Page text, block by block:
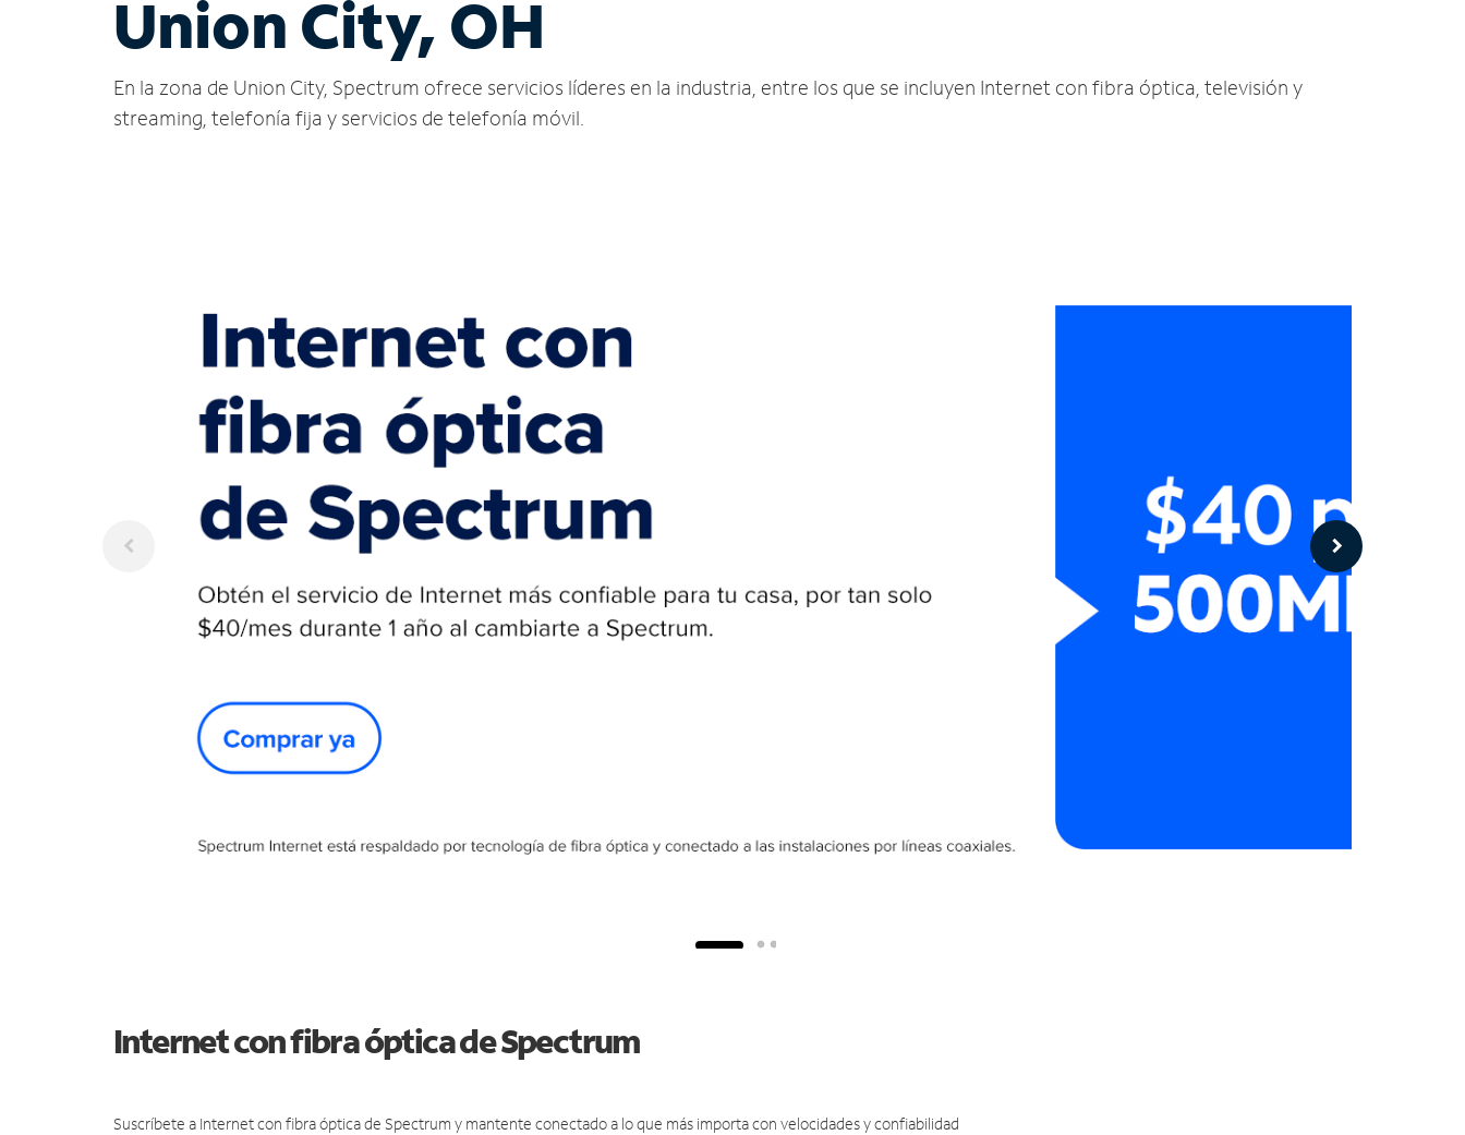
Union City, OH
En la zona de Union City, Spectrum ofrece servicios líderes en la industria, entre los que se incluyen Internet con fibra óptica, televisión y
streaming, telefonía fija y servicios de telefonía móvil.
Internet con fibra óptica de Spectrum
Suscríbete a Internet con fibra óptica de Spectrum y mantente conectado a lo que más importa con velocidades y confiabilidad